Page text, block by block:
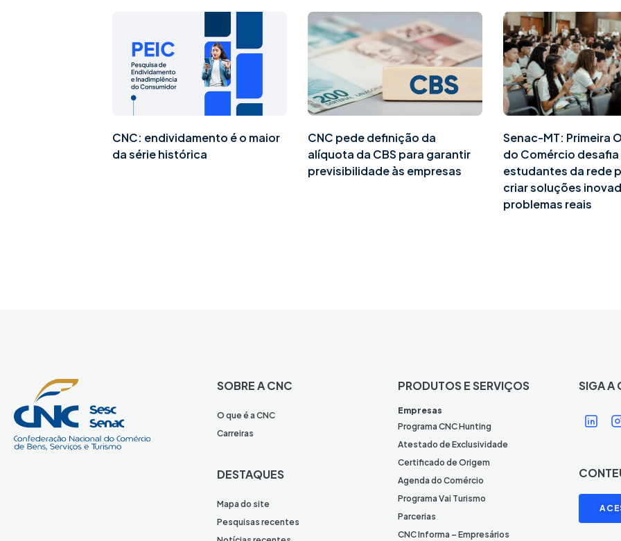
CNC: endividamento é o maior
da série histórica
CNC pede definição da
alíquota da CBS para garantir
previsibilidade às empresas
Senac-MT: Primeira
do Comércio desafia
estudantes da rede
criar soluções
problemas reais
SOBRE A CNC
O que é a CNC
Carreiras
DESTAQUES
Mapa do site
Pesquisas recentes
PRODUTOS E SERVIÇOS
Empresas
Programa CNC Hunting
Atestado de Exclusividade
Certificado de Origem
Agenda do Comércio
Programa Vai Turismo
Parcerias
CNC Informa – Empresários
SIGA A
Í
c
n
e
L
i
Í
I